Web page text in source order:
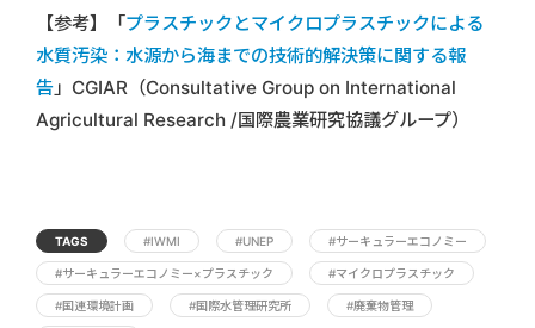
【参考】「プラスチックとマイクロプラスチックによる
水質汚染：水源から海までの技術的解決策に関する報
告 」CGIAR（Consultative Group on International
Agricultural Research /国際農業研究協議グループ）
TAGS #IWMI #UNEP #サーキュラーエコノミー
#サーキュラーエコノミー×プラスチック #マイクロプラスチック
#国連環境計画 #国際水管理研究所 #廃棄物管理